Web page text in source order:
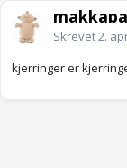
Skrevet2.
kjerringer er